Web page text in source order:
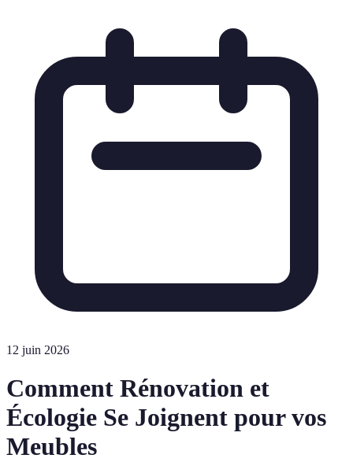
12 juin 2026
Comment Rénovation et
Écologie Se Joignent pour vos
Meubles